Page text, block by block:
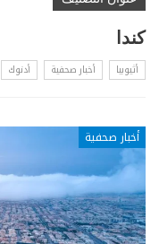
كندا
أثيوبيا أخبار صحفية أدنوك
أخبار صحفية